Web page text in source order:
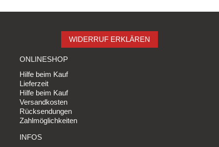
WIDERRUF ERKLÄREN
ONLINESHOP
Hilfe beim Kauf
Lieferzeit
Hilfe beim Kauf
Versandkosten
Rücksendungen
Zahlmöglichkeiten
INFOS